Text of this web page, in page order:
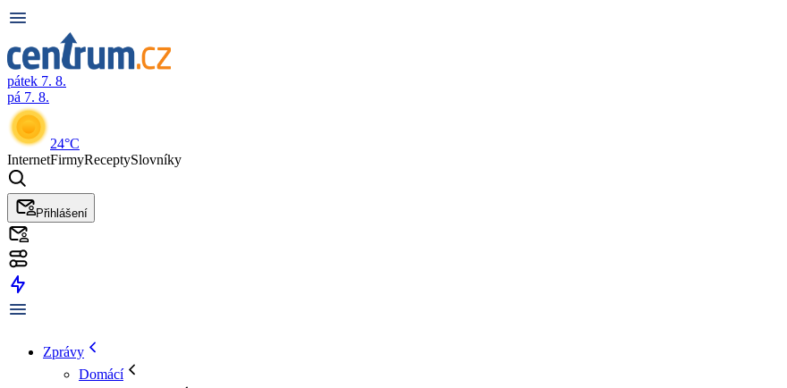
pátek 7. 8.
pá 7. 8.
24°C
InternetFirmyReceptySlovníky
Přihlášení
Zprávy
Domácí